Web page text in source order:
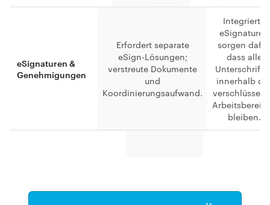
eSignaturen &
Genehmigungen
Erfordert separate
eSign-Lösungen;
verstreute Dokumente
und
Koordinierungsaufwand.
Integrierte
eSignaturen
sorgen
dass alle
innerhalb
bleiben.